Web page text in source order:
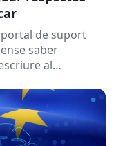
de suport
saber
al